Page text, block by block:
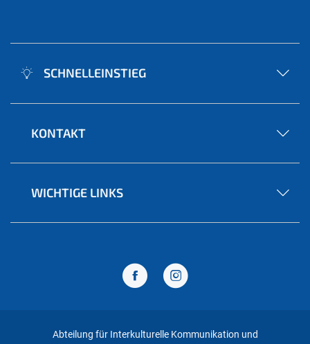
SCHNELLEINSTIEG
KONTAKT
WICHTIGE LINKS
Abteilung für Interkulturelle Kommunikation und